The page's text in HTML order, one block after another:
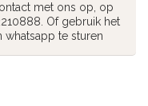
met ons op, op
Of gebruik het
te sturen